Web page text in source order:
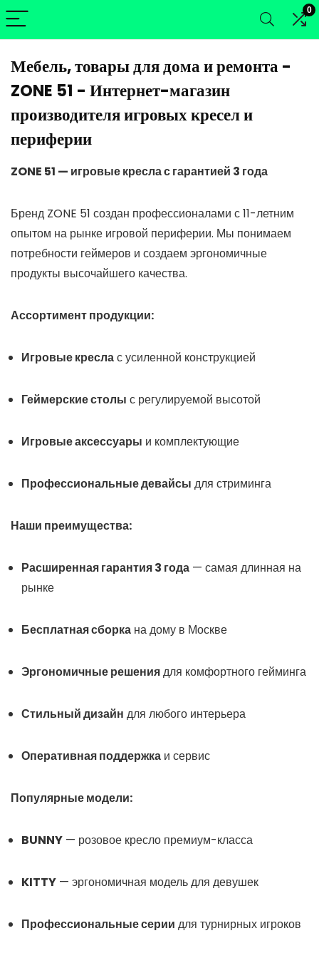
0
Мебель, товары для дома и ремонта -
ZONE 51 - Интернет-магазин
производителя игровых кресел и
периферии
ZONE 51 — игровые кресла с гарантией 3 года
Бренд ZONE 51 создан профессионалами с 11-летним
опытом на рынке игровой периферии. Мы понимаем
потребности геймеров и создаем эргономичные
продукты высочайшего качества.
Ассортимент продукции:
Игровые креслас усиленной конструкцией
Геймерские столы с регулируемой высотой
Игровые аксессуары и комплектующие
Профессиональные девайсы для стриминга
Наши преимущества:
Расширенная гарантия 3 года — самая длинная на
рынке
Бесплатная сборка на дому в Москве
Эргономичные решениядля комфортного гейминга
Стильный дизайн для любого интерьера
Оперативная поддержка и сервис
Популярные модели:
BUNNY — розовое кресло премиум-класса
KITTY — эргономичная модель для девушек
Профессиональные серии для турнирных игроков